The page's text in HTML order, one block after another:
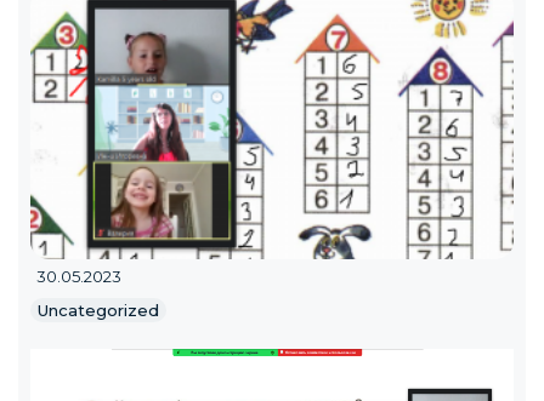
30.05.2023
Uncategorized